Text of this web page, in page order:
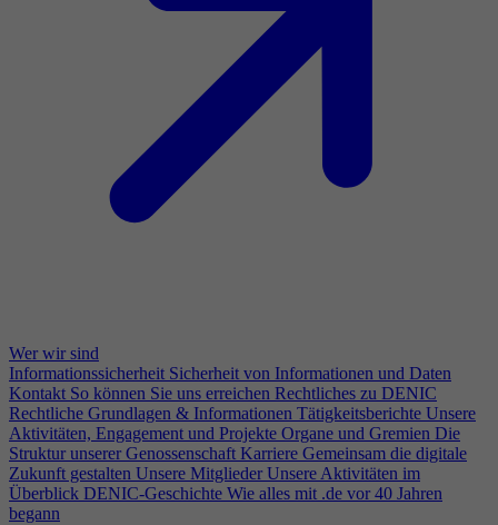
Wer wir sind
Informationssicherheit Sicherheit von Informationen und Daten
Kontakt So können Sie uns erreichen Rechtliches zu DENIC
Rechtliche Grundlagen & Informationen Tätigkeitsberichte Unsere
Aktivitäten, Engagement und Projekte Organe und Gremien Die
Struktur unserer Genossenschaft Karriere Gemeinsam die digitale
Zukunft gestalten Unsere Mitglieder Unsere Aktivitäten im
Überblick DENIC-Geschichte Wie alles mit .de vor 40 Jahren
begann